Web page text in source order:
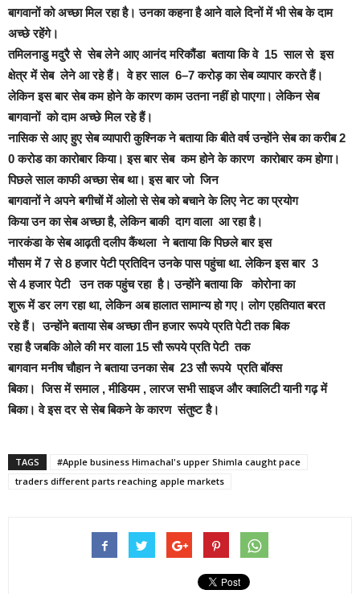
बागवानों को अच्छा मिल रहा है। उनका कहना है आने वाले दिनों में भी सेब के दाम
अच्छे रहेंगे।
तमिलनाडु मदुरै से सेब लेने आए आनंद मरिकौंडा बताया कि वे 15 साल से इस
क्षेत्र में सेब लेने आ रहे हैं। वे हर साल 6–7 करोड़ का सेब व्यापार करते हैं।
लेकिन इस बार सेब कम होने के कारण काम उतना नहीं हो पाएगा। लेकिन सेब
बागवानों को दाम अच्छे मिल रहे हैं।
नासिक से आए हुए सेब व्यापारी कुश्निक ने बताया कि बीते वर्ष उन्होंने सेब का करीब 2
0 करोड का कारोबार किया। इस बार सेब कम होने के कारण कारोबार कम होगा।
पिछले साल काफी अच्छा सेब था। इस बार जो जिन
बागवानों ने अपने बगीचों में ओलो से सेब को बचाने के लिए नेट का प्रयोग
किया उन का सेब अच्छा है, लेकिन बाकी दाग वाला आ रहा है।
नारकंडा के सेब आढ़ती दलीप कैंथला ने बताया कि पिछले बार इस
मौसम में 7 से 8 हजार पेटी प्रतिदिन उनके पास पहुंचा था. लेकिन इस बार 3
से 4 हजार पेटी उन तक पहुंच रहा है। उन्होंने बताया कि कोरोना का
शुरू में डर लग रहा था, लेकिन अब हालात सामान्य हो गए। लोग एहतियात बरत
रहे हैं। उन्होंने बताया सेब अच्छा तीन हजार रूपये प्रति पेटी तक बिक
रहा है जबकि ओले की मर वाला 15 सौ रूपये प्रति पेटी तक
बागवान मनीष चौहान ने बताया उनका सेब 23 सौ रूपये प्रति बॉक्स
बिका। जिस में समाल , मीडियम , लारज सभी साइज और क्वालिटी यानी गढ़ में
बिका। वे इस दर से सेब बिकने के कारण संतुष्ट है।
TAGS
#Apple business Himachal's upper Shimla caught pace
traders different parts reaching apple markets